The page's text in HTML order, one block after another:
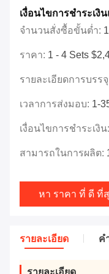
เงื่อนไขการชําระเงิ
จำนวนสั่งซื้อขั้นต่ำ:
ราคา: 1 - 4 Sets
รายละเอียดการบรร
เวลาการส่งมอบ: 1-
เงื่อนไขการชำระเงิน:
สามารถในการผลิต:
หา ราคา ที่ ดี ที่
รายละเอียด คํ